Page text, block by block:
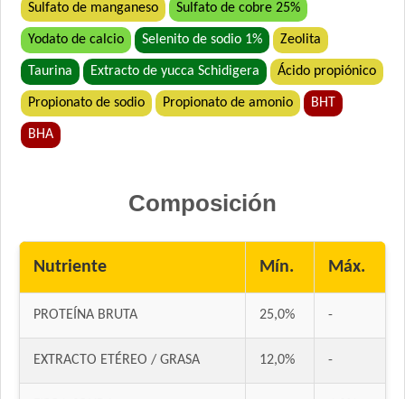
Sulfato de manganeso Sulfato de cobre 25%
Yodato de calcio Selenito de sodio 1% Zeolita
Taurina Extracto de yucca Schidigera Ácido propiónico
Propionato de sodio Propionato de amonio BHT
BHA
Composición
Nutriente Mín. Máx.
PROTEÍNA BRUTA 25,0% -
EXTRACTO ETÉREO / GRASA 12,0% -